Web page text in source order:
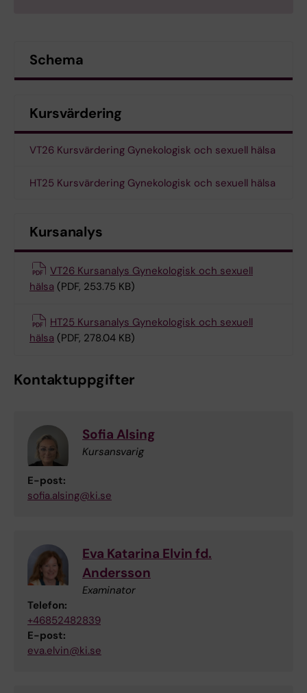
Schema
Kursvärdering
VT26 Kursvärdering Gynekologisk och sexuell hälsa
HT25 Kursvärdering Gynekologisk och sexuell hälsa
Kursanalys
VT26 Kursanalys Gynekologisk och sexuell
hälsa (PDF, 253.75 KB)
HT25 Kursanalys Gynekologisk och sexuell
hälsa (PDF, 278.04 KB)
Kontaktuppgifter
Sofia Alsing
Kursansvarig
E-post:
sofia.alsing@ki.se
Eva Katarina Elvin fd.
Andersson
Examinator
Telefon:
+46852482839
E-post:
eva.elvin@ki.se